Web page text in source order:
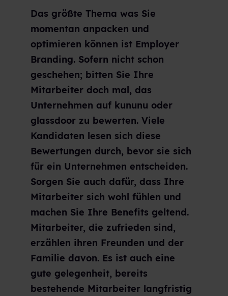
Das größte Thema was Sie
momentan anpacken und
optimieren können ist Employer
Branding. Sofern nicht schon
geschehen; bitten Sie Ihre
Mitarbeiter doch mal, das
Unternehmen auf kununu oder
glassdoor zu bewerten. Viele
Kandidaten lesen sich diese
Bewertungen durch, bevor sie sich
für ein Unternehmen entscheiden.
Sorgen Sie auch dafür, dass Ihre
Mitarbeiter sich wohl fühlen und
machen Sie Ihre Benefits geltend.
Mitarbeiter, die zufrieden sind,
erzählen ihren Freunden und der
Familie davon. Es ist auch eine
gute gelegenheit, bereits
bestehende Mitarbeiter langfristig